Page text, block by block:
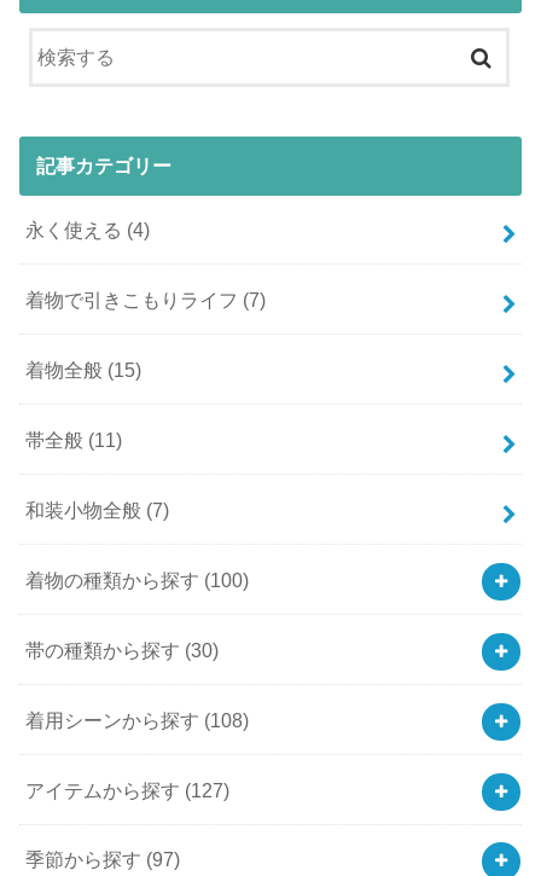
記事カテゴリー
永く使える (4)
着物で引きこもりライフ (7)
着物全般 (15)
帯全般 (11)
和装小物全般 (7)
着物の種類から探す (100)
帯の種類から探す (30)
着用シーンから探す (108)
アイテムから探す (127)
季節から探す (97)